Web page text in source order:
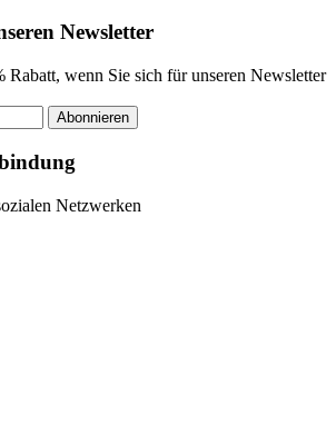
Newsletter
Rabatt, wenn Sie sich für unseren Newsletter
Abonnieren
Netzwerken